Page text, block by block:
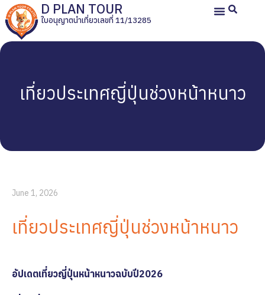
D PLAN TOUR
ใบอนุญาตนำเที่ยวเลขที่ 11/13285
เที่ยวประเทศญี่ปุ่นช่วงหน้าหนาว
June 1, 2026
เที่ยวประเทศญี่ปุ่นช่วงหน้าหนาว
อัปเดตเที่ยวญี่ปุ่นหน้าหนาวฉบับปี2026